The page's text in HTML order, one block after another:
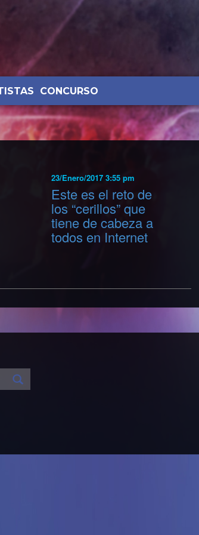
CONCURSO
23/Enero/2017 3:55 pm
Este es el reto de
los “cerillos” que
tiene de cabeza a
todos en Internet